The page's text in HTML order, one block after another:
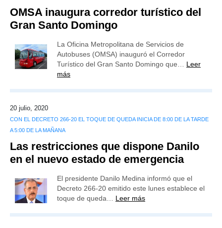
OMSA inaugura corredor turístico del
Gran Santo Domingo
La Oficina Metropolitana de Servicios de
Autobuses (OMSA) inauguró el Corredor
Turístico del Gran Santo Domingo que… Leer
más
20 julio, 2020
CON EL DECRETO 266-20 EL TOQUE DE QUEDA INICIA DE 8:00 DE LA TARDE
A 5:00 DE LA MAÑANA
Las restricciones que dispone Danilo
en el nuevo estado de emergencia
El presidente Danilo Medina informó que el
Decreto 266-20 emitido este lunes establece el
toque de queda… Leer más